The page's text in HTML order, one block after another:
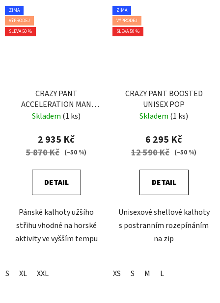
ZIMA
VÝPRODEJ
SLEVA 50 %
CRAZY PANT
ACCELERATION MAN
EARLY
Skladem (1 ks)
2 935 Kč
5 870 Kč (–50 %)
DETAIL
Pánské kalhoty užšího
střihu vhodné na horské
aktivity ve vyšším tempu
S XL XXL
ZIMA
VÝPRODEJ
SLEVA 50 %
CRAZY PANT BOOSTED
UNISEX POP
Skladem (1 ks)
6 295 Kč
12 590 Kč (–50 %)
DETAIL
Unisexové shellové kalhoty
s postranním rozepínáním
na zip
XS S M L